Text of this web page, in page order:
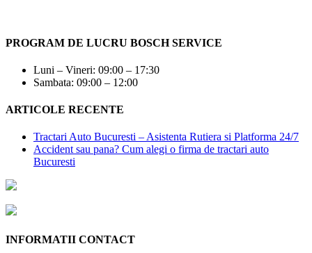
PROGRAM DE LUCRU BOSCH SERVICE
Luni – Vineri: 09:00 – 17:30
Sambata: 09:00 – 12:00
ARTICOLE RECENTE
Tractari Auto Bucuresti – Asistenta Rutiera si Platforma 24/7
Accident sau pana? Cum alegi o firma de tractari auto
Bucuresti
INFORMATII CONTACT